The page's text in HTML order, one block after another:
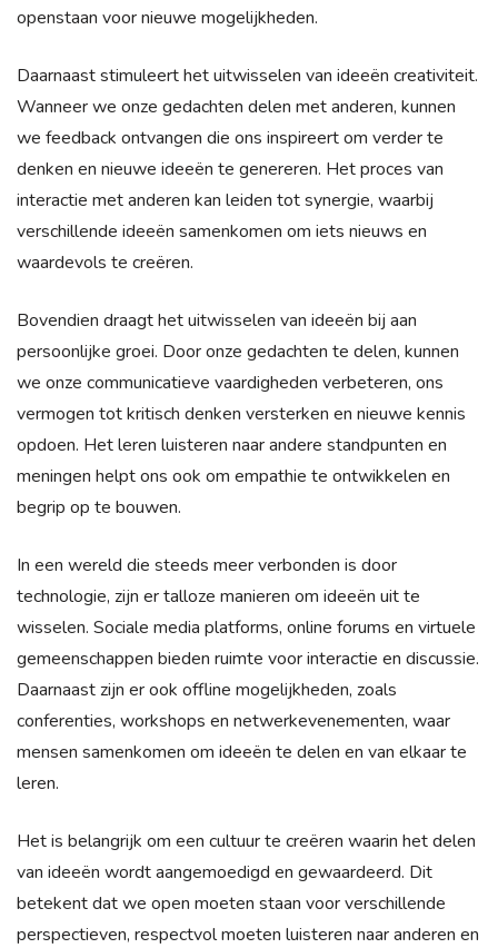
openstaan voor nieuwe mogelijkheden.
Daarnaast stimuleert het uitwisselen van ideeën creativiteit.
Wanneer we onze gedachten delen met anderen, kunnen
we feedback ontvangen die ons inspireert om verder te
denken en nieuwe ideeën te genereren. Het proces van
interactie met anderen kan leiden tot synergie, waarbij
verschillende ideeën samenkomen om iets nieuws en
waardevols te creëren.
Bovendien draagt het uitwisselen van ideeën bij aan
persoonlijke groei. Door onze gedachten te delen, kunnen
we onze communicatieve vaardigheden verbeteren, ons
vermogen tot kritisch denken versterken en nieuwe kennis
opdoen. Het leren luisteren naar andere standpunten en
meningen helpt ons ook om empathie te ontwikkelen en
begrip op te bouwen.
In een wereld die steeds meer verbonden is door
technologie, zijn er talloze manieren om ideeën uit te
wisselen. Sociale media platforms, online forums en virtuele
gemeenschappen bieden ruimte voor interactie en discussie.
Daarnaast zijn er ook offline mogelijkheden, zoals
conferenties, workshops en netwerkevenementen, waar
mensen samenkomen om ideeën te delen en van elkaar te
leren.
Het is belangrijk om een cultuur te creëren waarin het delen
van ideeën wordt aangemoedigd en gewaardeerd. Dit
betekent dat we open moeten staan voor verschillende
perspectieven, respectvol moeten luisteren naar anderen en